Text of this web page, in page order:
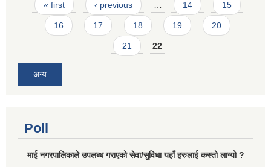
Pages
« first ‹ previous … 14 15
16 17 18 19 20
21 22
अन्य
Poll
माई नगरपालिकाले उपलब्ध गराएको सेवा/सुविधा यहाँ हरुलाई कस्तो लाग्यो ?